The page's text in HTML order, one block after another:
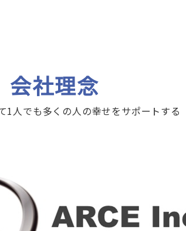
会社理念
1人でも多くの人の幸せをサポートする